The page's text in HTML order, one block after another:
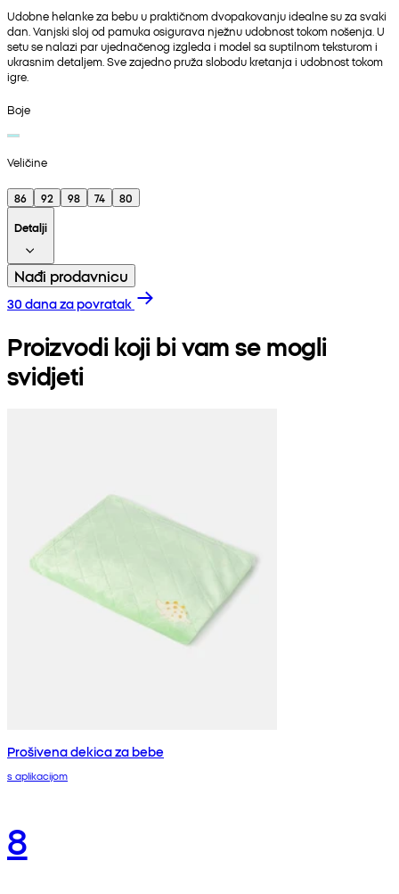
Udobne helanke za bebu u praktičnom dvopakovanju idealne su za svaki
dan. Vanjski sloj od pamuka osigurava nježnu udobnost tokom nošenja. U
setu se nalazi par ujednačenog izgleda i model sa suptilnom teksturom i
ukrasnim detaljem. Sve zajedno pruža slobodu kretanja i udobnost tokom
igre.
Boje
Veličine
86 92 98 74
80
Detalji
Nađi prodavnicu
30 dana za povratak
Proizvodi koji bi vam se mogli
svidjeti
Prošivena dekica za bebe
s aplikacijom
8